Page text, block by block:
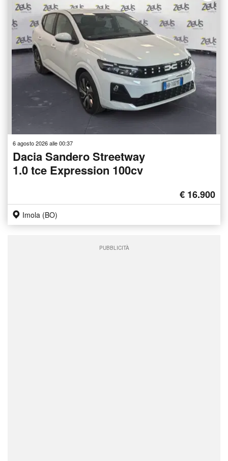
6 agosto 2026 alle 00:37
Dacia Sandero Streetway
1.0 tce Expression 100cv
€ 16.900
Imola (BO)
PUBBLICITÀ